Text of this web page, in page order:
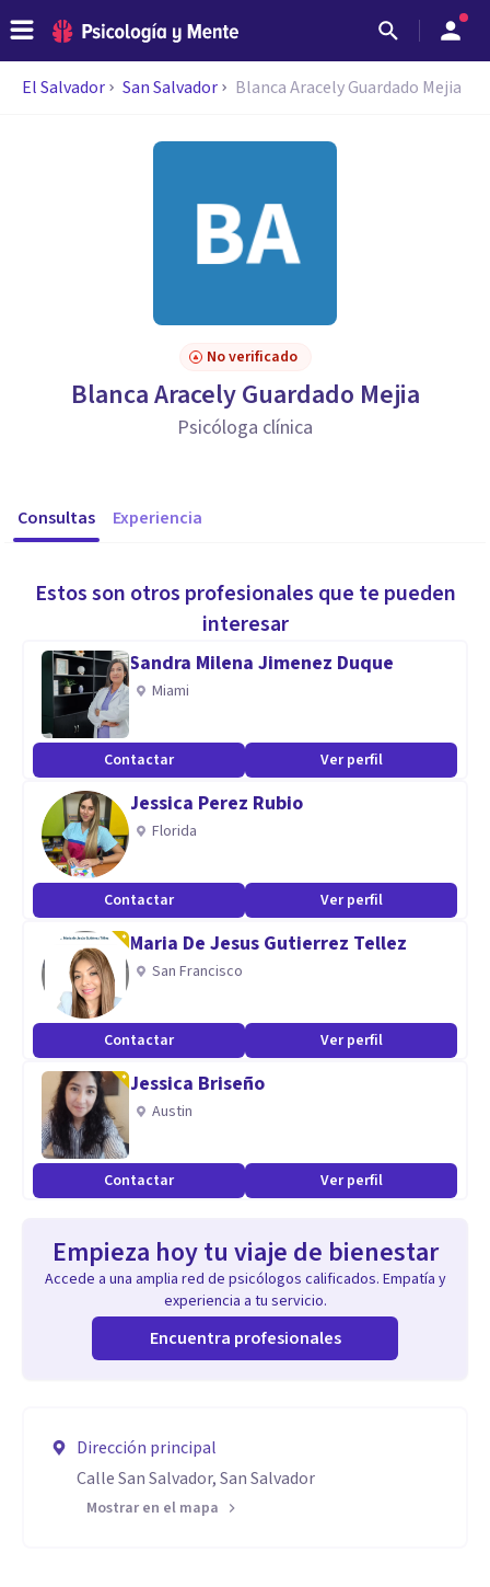
El Salvador San Salvador Blanca Aracely Guardado Mejia
No verificado
Blanca Aracely Guardado Mejia
Psicóloga clínica
Consultas Experiencia
Estos son otros profesionales que te pueden
interesar
Sandra Milena Jimenez Duque
Miami
Contactar Ver perfil
Jessica Perez Rubio
Florida
Contactar Ver perfil
Maria De Jesus Gutierrez Tellez
San Francisco
Contactar Ver perfil
Jessica Briseño
Austin
Contactar Ver perfil
Empieza hoy tu viaje de bienestar
Accede a una amplia red de psicólogos calificados. Empatía y
experiencia a tu servicio.
Encuentra profesionales
Dirección principal
Calle San Salvador, San Salvador
Mostrar en el mapa